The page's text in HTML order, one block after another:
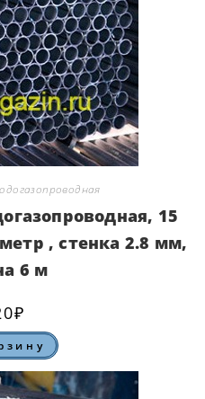
15
, стенка 2.8 мм,
6 м
₽